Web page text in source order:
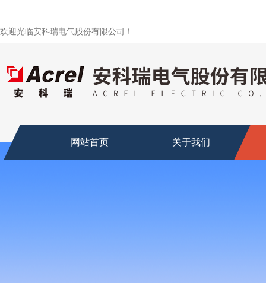
欢迎光临安科瑞电气股份有限公司！
网站首页 关于我们